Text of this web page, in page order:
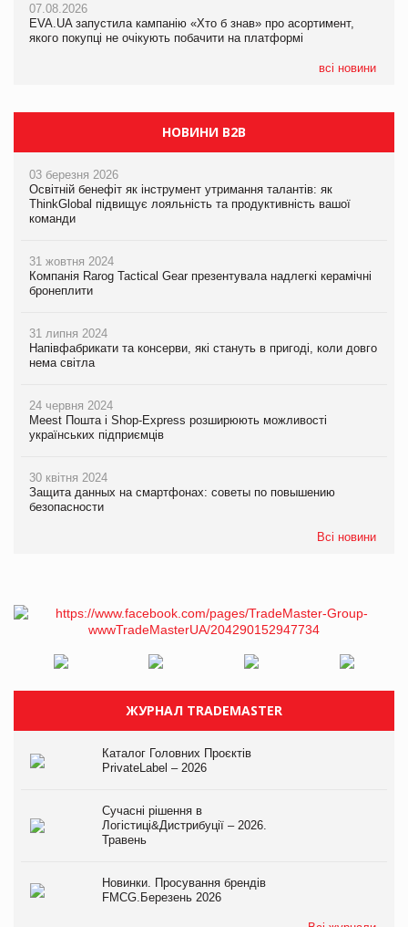
07.08.2026
EVA.UA запустила кампанію «Хто б знав» про асортимент,
якого покупці не очікують побачити на платформі
всі новини
НОВИНИ B2B
03 березня 2026
Освітній бенефіт як інструмент утримання талантів: як
ThinkGlobal підвищує лояльність та продуктивність вашої
команди
31 жовтня 2024
Компанія Rarog Tactical Gear презентувала надлегкі керамічні
бронеплити
31 липня 2024
Напівфабрикати та консерви, які стануть в пригоді, коли довго
нема світла
24 червня 2024
Meest Пошта і Shop-Express розширюють можливості
українських підприємців
30 квітня 2024
Защита данных на смартфонах: советы по повышению
безопасности
Всі новини
ЖУРНАЛ TRADEMASTER
Каталог Головних Проєктів
PrivateLabel – 2026
Сучасні рішення в
Логістиці&Дистрибуції – 2026.
Травень
Новинки. Просування брендів
FMCG.Березень 2026